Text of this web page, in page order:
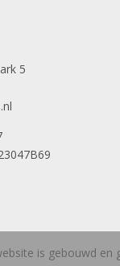
5
is gebouwd en